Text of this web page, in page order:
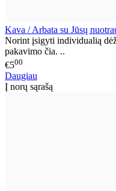
Kava / Arbata su Jūsų
Norint įsigyti individualią
pakavimo čia. ..
€500
Daugiau
Į norų sąrašą